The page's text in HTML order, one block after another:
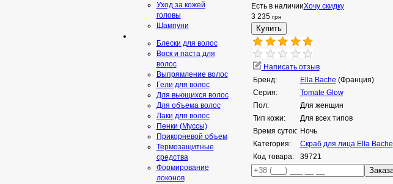
Хочу скидку
Есть в наличии
3 235 грн
Написать отзыв
Бренд:
Ella Bache (Франция)
Серия:
Tomate Glow
Пол:
Для женщин
Тип кожи:
Для всех типов
Время суток: Ночь
Категория:
Скраб для лица Ella Bache
Код товара:
39721
Уход за кожей
головы
Шампуни
Блески для волос
Воск и паста для
волос
Выпрямление волос
Гели для волос
Для вьющихся волос
Для объема волос
Лаки для волос
Пенки (Муссы)
Прикорневой объем
Термозащитные
средства
Формирование
локонов